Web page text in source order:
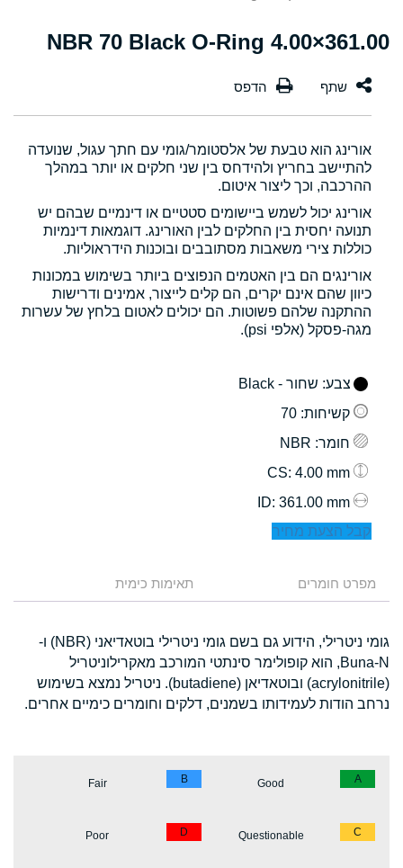
361.00×4.00 NBR 70 Black O-Ring
אורינג הוא טבעת של אלסטומר/גומי עם חתך עגול, שנועדה
להתיישב בחריץ ולהידחס בין שני חלקים או יותר במהלך
ההרכבה, וכך ליצור איטום.
אורינג יכול לשמש ביישומים סטטיים או דינמיים שבהם יש
תנועה יחסית בין החלקים לבין האורינג. דוגמאות דינמיות
כוללות צירי משאבות מסתובבים ובוכנות הידראוליות.
אורינגים הם בין האטמים הנפוצים ביותר בשימוש במכונות
כיוון שהם אינם יקרים, הם קלים לייצור, אמינים ודרישות
ההתקנה שלהם פשוטות. הם יכולים לאטום בלחץ של עשרות
מגה-פסקל (אלפי psi).
צבע: שחור - Black
קשיחות: 70
חומר: NBR
: 4.00 mm
: 361.00 mm
קבל הצעת מחיר
מפרט חומרים תאימות כימית
גומי ניטרילי, הידוע גם בשם גומי ניטרילי בוטאדיאני (NBR) ו-
Buna-N, הוא קופולימר סינתטי המורכב מאקרילוניטריל
(acrylonitrile) ובוטאדיאן (butadiene). ניטריל נמצא בשימוש
נרחב הודות לעמידותו בשמנים, דלקים וחומרים כימיים אחרים.
A
Good
B
Fair
C
Questionable
D
Poor